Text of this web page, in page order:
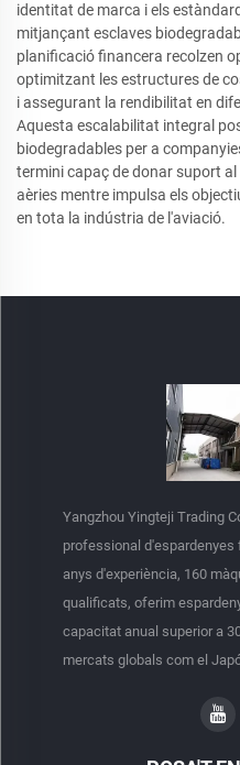
identitat de marca i els
mitjançant esclaves
planificació financera recolzen
optimitzant les estructures de
i assegurant la rendibilitat en
Aquesta escalabilitat integral
biodegradables per a
termini capaç de donar suport
aèries mentre impulsa els
en tota la indústria de l'aviació.
Yangzhou Yingteji Trading
professional d'espardenyes
anys d'experiència, 160
qualificats, oferim
capacitat anual superior a
mercats globals com el